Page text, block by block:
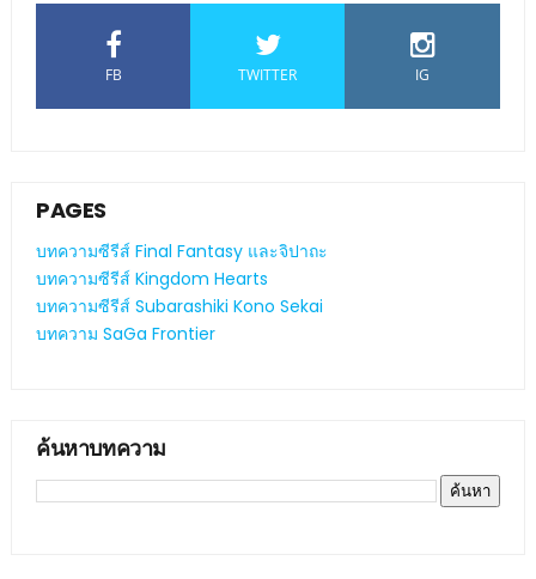
FB TWITTER IG
PAGES
บทความซีรีส์ Final Fantasy และจิปาถะ
บทความซีรีส์ Kingdom Hearts
บทความซีรีส์ Subarashiki Kono Sekai
บทความ SaGa Frontier
ค้นหาบทความ